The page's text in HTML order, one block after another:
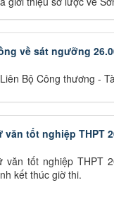
về sát ngưỡng
Bộ Công thương -
tốt nghiệp THPT
tốt nghiệp THPT
kết thúc giờ thi.